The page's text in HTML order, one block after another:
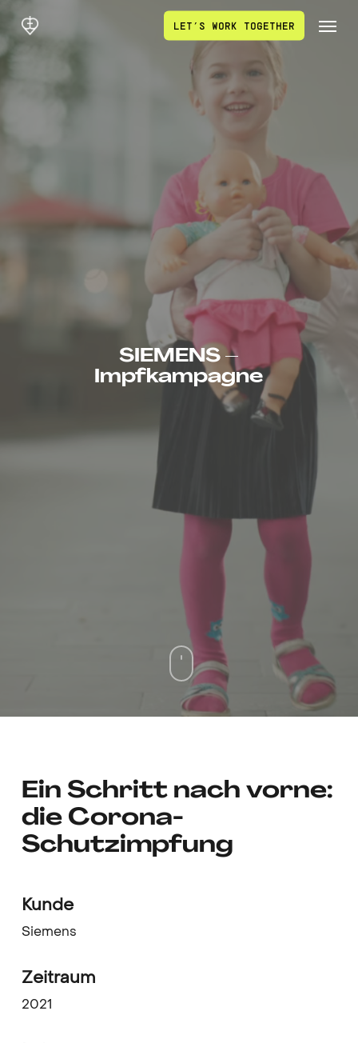
LET’S WORK TOGETHER
SIEMENS –
Impfkampagne
Ein Schritt nach vorne:
die Corona-
Schutzimpfung
Kunde
Siemens
Zeitraum
2021